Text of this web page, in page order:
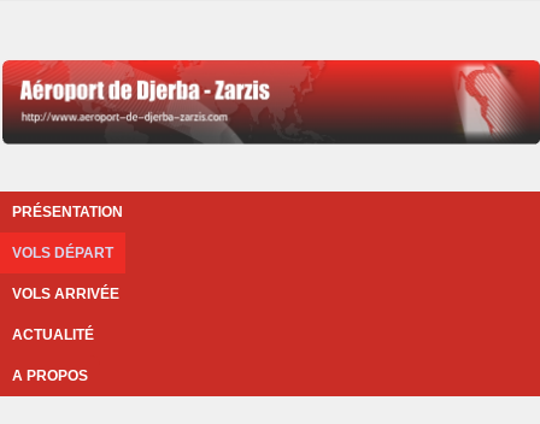
PRÉSENTATION
VOLS DÉPART
VOLS ARRIVÉE
ACTUALITÉ
A PROPOS